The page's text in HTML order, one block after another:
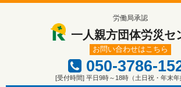
労働局承認
一人親方団体労災セ
お問い合わせはこちら
050-3786-
[受付時間] 平日9時～18時（土日祝・年末年